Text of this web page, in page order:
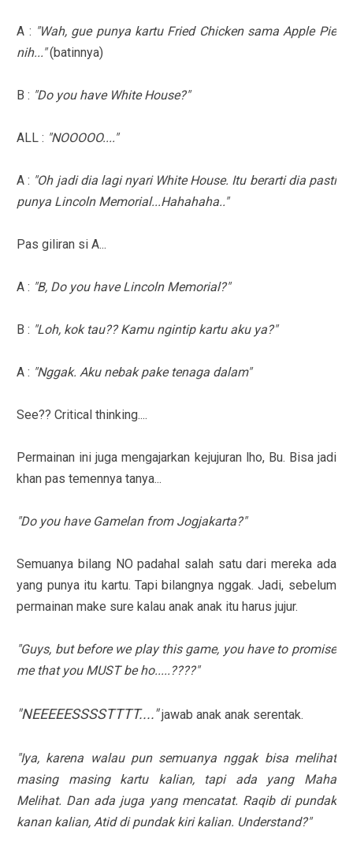
A : "Wah, gue punya kartu Fried Chicken sama Apple Pie
nih..."(batinnya)
B : "Do you have White House?"
ALL : "NOOOOO...."
A : "Oh jadi dia lagi nyari White House. Itu berarti dia pasti
punya Lincoln Memorial...Hahahaha.."
Pas giliran si A...
A : "B, Do you have Lincoln Memorial?"
B : "Loh, kok tau?? Kamu ngintip kartu aku ya?"
A : "Nggak. Aku nebak pake tenaga dalam"
See?? Critical thinking....
Permainan ini juga mengajarkan kejujuran lho, Bu. Bisa jadi
khan pas temennya tanya...
"Do you have Gamelan from Jogjakarta?"
Semuanya bilang NO padahal salah satu dari mereka ada
yang punya itu kartu. Tapi bilangnya nggak. Jadi, sebelum
permainan make sure kalau anak anak itu harus jujur.
"Guys, but before we play this game, you have to promise
me that you MUST be ho.....????"
"NEEEEESSSSTTTT...."jawab anak anak serentak.
"Iya, karena walau pun semuanya nggak bisa melihat
masing masing kartu kalian, tapi ada yang Maha
Melihat. Dan ada juga yang mencatat. Raqib di pundak
kanan kalian, Atid di pundak kiri kalian. Understand?"